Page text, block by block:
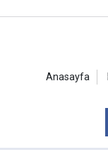
Anasayfa